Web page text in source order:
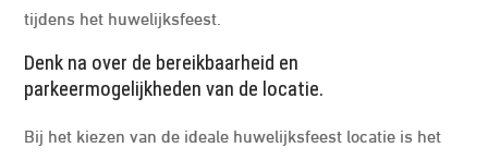
tijdens het huwelijksfeest.
Denk na over de bereikbaarheid en
parkeermogelijkheden van de locatie.
Bij het kiezen van de ideale huwelijksfeest locatie is het